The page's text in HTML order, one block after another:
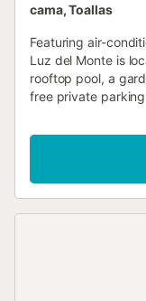
cama, Toallas
Featuring air-
Luz del Monte is
rooftop pool, a
free private